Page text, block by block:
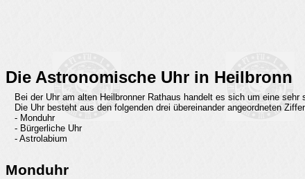
Die Astronomische Uhr in Heilbronn
Bei der Uhr am alten Heilbronner Rathaus handelt es sich um eine
Die Uhr besteht aus den folgenden drei übereinander angeordneten
- Monduhr
- Bürgerliche Uhr
- Astrolabium
Monduhr